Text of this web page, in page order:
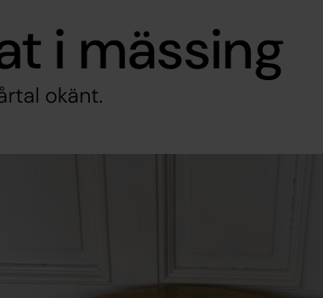
i mässing
okänt.